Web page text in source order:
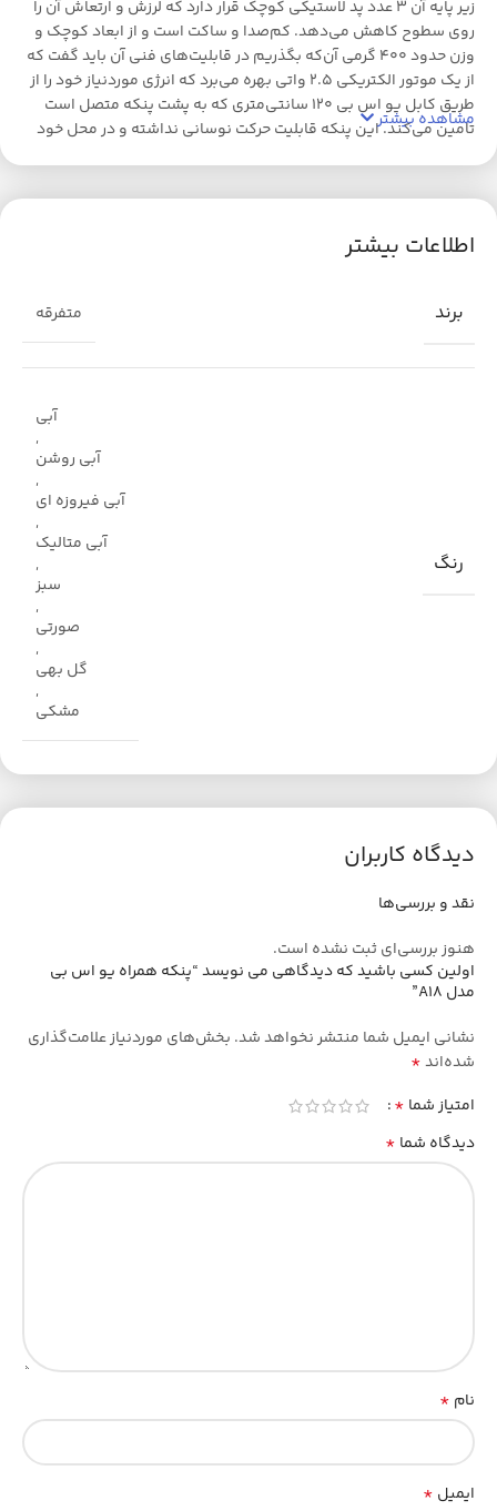
زیر پایه آن 3 عدد پد لاستیکی کوچک قرار دارد که لرزش و ارتعاش آن را
روی سطوح کاهش می‌دهد. کم‌صدا و ساکت است و از ابعاد کوچک و
وزن حدود 400 گرمی آن‌که بگذریم در قابلیت‌های فنی آن باید گفت که
از یک موتور الکتریکی 2.5 واتی بهره می‌برد که انرژی موردنیاز خود را از
طریق کابل یو اس بی 120 سانتی‌متری که به پشت پنکه متصل است
تامین می‌کند. این پنکه قابلیت حرکت نوسانی نداشته و در محل خود
وصل کنید و از گردش هوا لذت ببرید
مشاهده بیشتر
اطلاعات بیشتر
برند متفرقه
رنگ
آبی
,
آبی روشن
,
آبی فیروزه ای
,
آبی متالیک
,
سبز
,
صورتی
,
گل بهی
,
مشکی
دیدگاه کاربران
نقد و بررسی‌ها
هنوز بررسی‌ای ثبت نشده است.
اولین کسی باشید که دیدگاهی می نویسد “پنکه همراه یو اس بی
مدل A18”
نشانی ایمیل شما منتشر نخواهد شد. بخش‌های موردنیاز علامت‌گذاری
شده‌اند*
امتیاز شما *
دیدگاه شما *
نام *
ایمیل *